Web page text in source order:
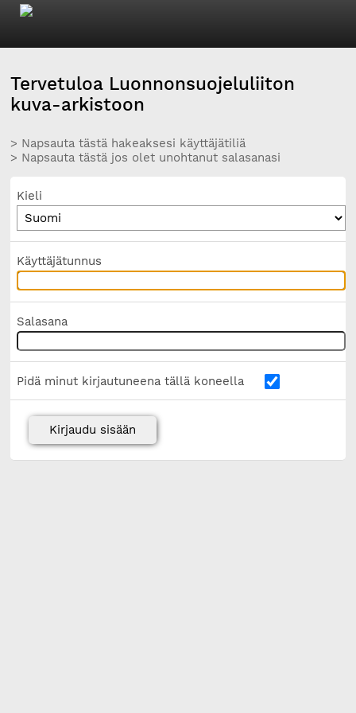
Tervetuloa Luonnonsuojeluliiton
kuva-arkistoon
> Napsauta tästä hakeaksesi käyttäjätiliä
> Napsauta tästä jos olet unohtanut salasanasi
Kieli
Käyttäjätunnus
Salasana
Pidä minut kirjautuneena tällä koneella